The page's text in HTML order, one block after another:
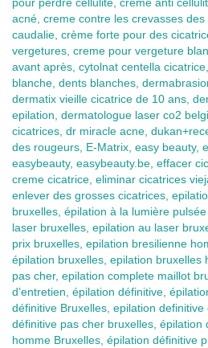
acné, creme contre les crevasses
caudalie, crème forte pour des
vergetures, creme pour vergeture
avant après, cytolnat centella
blanche, dents blanches,
dermatix vieille cicatrice de 10 ans,
epilation, dermatologue laser co2
cicatrices, dr miracle acne,
des rougeurs, E-Matrix, easy beauty,
easybeauty, easybeauty.be, effacer
creme cicatrice, eliminar cicatrices
enlever des grosses cicatrices,
bruxelles, épilation à la lumière
laser bruxelles, epilation au laser
prix bruxelles, epilation bresilienne
épilation bruxelles, epilation bruxelles
pas cher, epilation complete maillot
d’entretien, épilation définitive,
définitive Bruxelles, epilation
définitive pas cher bruxelles, épilation
homme Bruxelles, épilation définitive